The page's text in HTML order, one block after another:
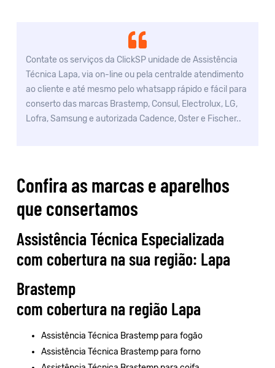
Contate os serviços da ClickSP unidade de Assistência
Técnica Lapa, via on-line ou pela centralde atendimento
ao cliente e até mesmo pelo whatsapp rápido e fácil para
conserto das marcas Brastemp, Consul, Electrolux, LG,
Lofra, Samsung e autorizada Cadence, Oster e Fischer..
Confira as marcas e aparelhos
que consertamos
Assistência Técnica Especializada
com cobertura na sua região: Lapa
Brastemp
com cobertura na região Lapa
Assistência Técnica Brastemp para fogão
Assistência Técnica Brastemp para forno